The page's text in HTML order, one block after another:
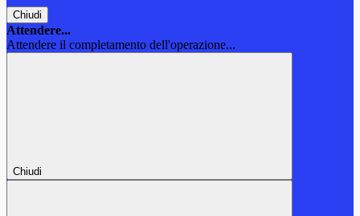
Chiudi
Attendere...
Attendere il completamento dell'operazione...
Chiudi